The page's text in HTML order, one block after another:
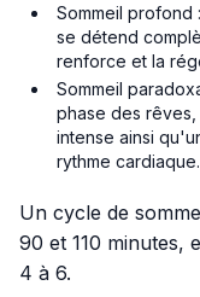
Sommeil profond
se détend
renforce et la
Sommeil
phase des
intense ainsi
rythme cardiaque.
Un cycle de
90 et 110 minutes,
4 à 6.